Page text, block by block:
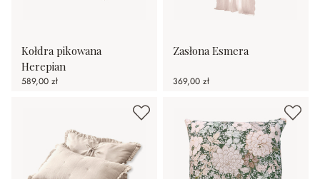
Kołdra pikowana
Herepian
589,00 zł
Zasłona Esmera
369,00 zł